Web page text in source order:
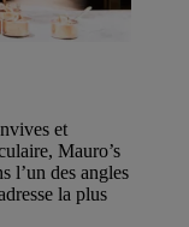
et
Mauro’s
l’un des angles
la plus